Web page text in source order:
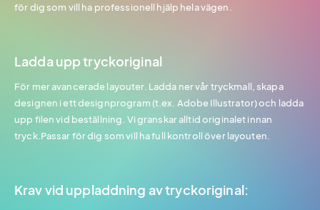
för dig som vill ha professionell hjälp hela vägen.
Ladda upp tryckoriginal
För mer avancerade layouter. Ladda ner vår tryckmall, skapa
designen i ett designprogram (t.ex. Adobe Illustrator) och ladda
upp filen vid beställning. Vi granskar alltid originalet innan
tryck.Passar för dig som vill ha full kontroll över layouten.
Krav vid uppladdning av tryckoriginal: